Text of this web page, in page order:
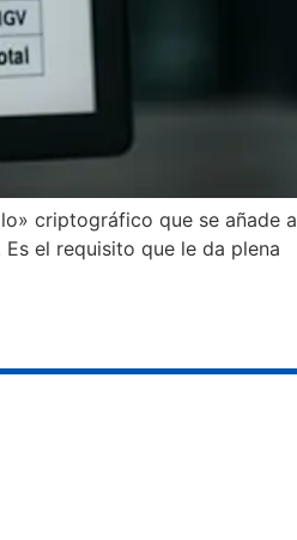
criptográfico que se añade a
el requisito que le da plena